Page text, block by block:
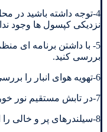
4-توجه داشته باشید در
نزدیکی کپسول ها وجود
5- با داشتن برنامه ای
بررسی کنید.
6-تهویه هوای انبار را بررسی کنید.
7-در تابش مستقیم نور خورشید قرار ندهید.
8-سیلندرهای پر و خالی را از یکدیگر جدا کنید.